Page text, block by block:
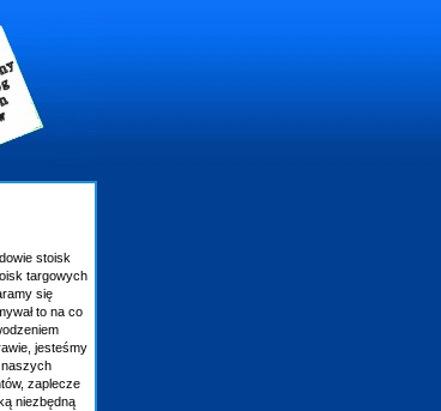
stoisk
targowych
się
to na co
jesteśmy
naszych
zaplecze
niezbędną